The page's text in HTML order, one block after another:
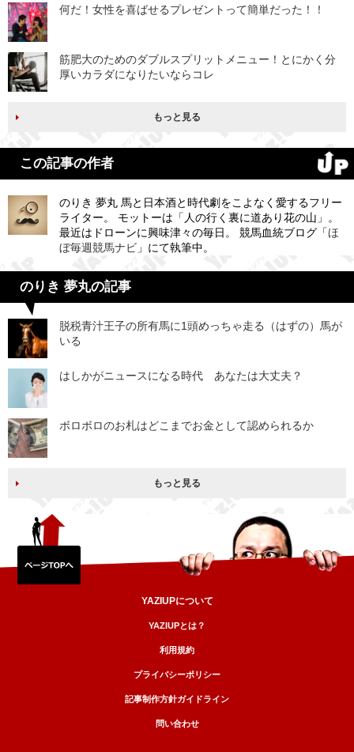
何だ！女性を喜ばせるプレゼントって簡単だった！！
筋肥大のためのダブルスプリットメニュー！とにかく分
厚いカラダになりたいならコレ
もっと見る
この記事の作者
のりき 夢丸 馬と日本酒と時代劇をこよなく愛するフリー
ライター。 モットーは「人の行く裏に道あり花の山」。
最近はドローンに興味津々の毎日。 競馬血統ブログ「ほ
ぼ毎週競馬ナビ 」にて執筆中。
のりき 夢丸の記事
脱税青汁王子の所有馬に1頭めっちゃ走る（はずの）馬が
いる
はしかがニュースになる時代 あなたは大丈夫？
ボロボロのお札はどこまでお金として認められるか
もっと見る
YAZIUPについて
YAZIUPとは？
利用規約
プライバシーポリシー
記事制作方針ガイドライン
問い合わせ